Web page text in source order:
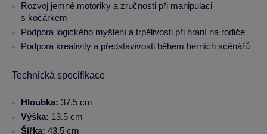
Rozvoj jemné motoriky a zručnosti při manipulaci
s kočárkem
Podpora logického myšlení a trpělivosti při hraní na rodiče
Podpora kreativity a představivosti během herních scénářů
Technická specifikace
Hloubka: 37.5 cm
Výška: 13.5 cm
Šířka: 43.5 cm